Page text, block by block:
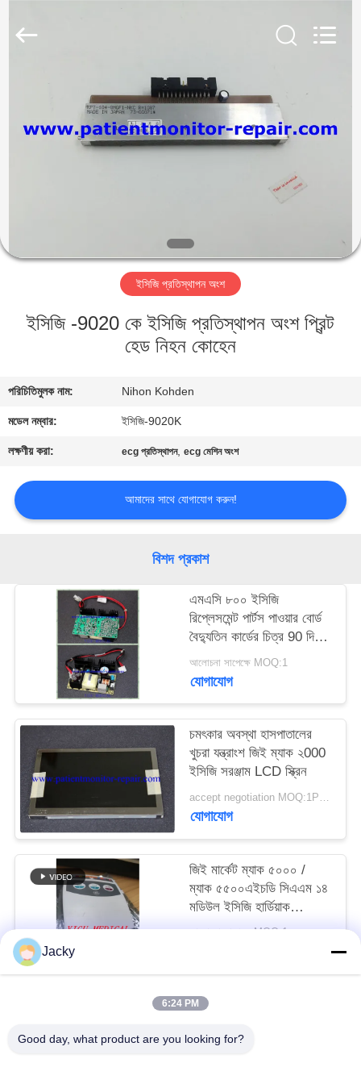
পণ্য
আমাদের
সম্বন্ধে
কারখানা
গুণমান
নিয়ন্ত্রণ
আমাদের
সাথে
একটি
NEWS
সাইট
ম্যাপ
PRIVACY
POLICY
Equipment
Service
ইসিজি প্রতিস্থাপন অংশ
ইসিজি -9020 কে ইসিজি প্রতিস্থাপন অংশ প্রিন্ট
হেড নিহন কোহেন
পরিচিতিমুলক নাম: Nihon Kohden
মডেল নম্বার: ইসিজি-9020K
লক্ষণীয় করা: ecg প্রতিস্থাপন,ecg মেশিন অংশ
আমাদের সাথে যোগাযোগ করুন!
বিশদ প্রকাশ
এমএসি ৮০০ ইসিজি
রিপ্লেসমেন্ট পার্টস পাওয়ার বোর্ড
বৈদ্যুতিন কার্ডের চিত্র 90 দিনের
আলোচনা সাপেক্ষে MOQ:1
যোগাযোগ
চমৎকার অবস্থা হাসপাতালের
খুচরা যন্ত্রাংশ জিই ম্যাক ২000
ইসিজি সরঞ্জাম LCD স্ক্রিন
accept negotiation MOQ:1PCS
যোগাযোগ
জিই মার্কেট ম্যাক ৫০০০ /
ম্যাক ৫৫০০এইচডি সিএএম ১৪
মডিউল ইসিজি হার্ডিয়াক
অ্যাকুইজিশন মডিউল পিএন
আলোচনা সাপেক্ষে MOQ:1
Jacky
6:24 PM
Good day, what product are you looking for?